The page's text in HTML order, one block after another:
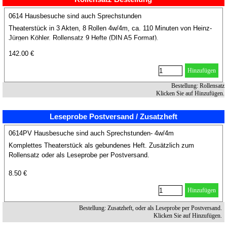
0614 Hausbesuche sind auch Sprechstunden
Theaterstück in 3 Akten, 8 Rollen 4w/4m, ca. 110 Minuten von Heinz-
Jürgen Köhler. Rollensatz 9 Hefte (DIN A5 Format).
142.00 €
Hinzufügen
Bestellung: Rollensatz
Klicken Sie auf Hinzufügen.
Leseprobe Postversand / Zusatzheft
0614PV Hausbesuche sind auch Sprechstunden- 4w/4m
Komplettes Theaterstück als gebundenes Heft. Zusätzlich zum
Rollensatz oder als Leseprobe per Postversand.
8.50 €
Hinzufügen
Bestellung: Zusatzheft, oder als Leseprobe per Postversand.
Klicken Sie auf Hinzufügen.